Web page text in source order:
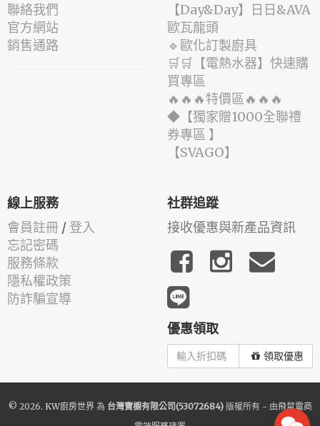
聯絡我們
官方網站
銷售通路
️【Day&Day】️日日&AVA
歐瓦龍頭
🔹歐化訂製廚具
🛒🛒【電熱水器】快速購
買專區
🔥🔥🔥特價區🔥🔥🔥
◆【獨家贈1000全聯禮
券專區 】
️【SVAGO】️
線上服務
會員註冊 / 登入
忘記密碼
服務條款
隱私權政策
防詐騙宣導
社群追蹤
接收優惠與新產品資訊
優惠領取
領取優惠
© 2026. KW廚房世界為 台灣寶櫥有限公司(53072684)版權所有 - 由飛鼠電商